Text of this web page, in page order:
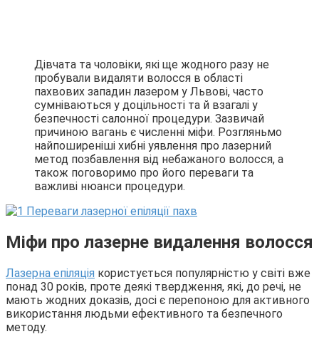
Дівчата та чоловіки, які ще жодного разу не
пробували видаляти волосся в області
пахвових западин лазером у Львові, часто
сумніваються у доцільності та й взагалі у
безпечності салонної процедури. Зазвичай
причиною вагань є численні міфи. Розгляньмо
найпоширеніші хибні уявлення про лазерний
метод позбавлення від небажаного волосся, а
також поговоримо про його переваги та
важливі нюанси процедури.
Міфи про лазерне видалення волосся
Лазерна епіляція користується популярністю у світі вже
понад 30 років, проте деякі твердження, які, до речі, не
мають жодних доказів, досі є перепоною для активного
використання людьми ефективного та безпечного
методу.